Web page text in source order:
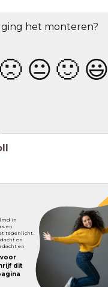
ging het monteren?
🙁 😐 🙂 😃
in
en
tegenlicht.
en
en
voor
dit